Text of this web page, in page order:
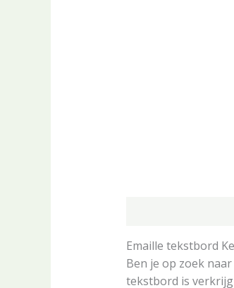
Emaille tekstbord
Ben je op zoek
tekstbord is